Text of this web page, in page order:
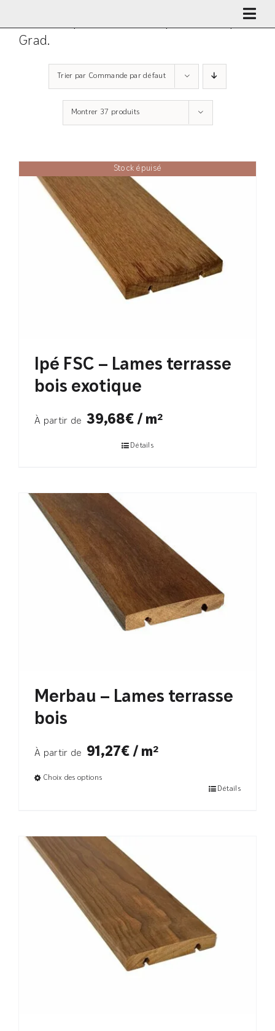
au
contenu
Grad.
Trier par Commande par défaut
Montrer 37 produits
Stock épuisé
Ipé FSC – Lames terrasse
bois exotique
À partir de 39,68€ / m²
Détails
Merbau – Lames terrasse
bois
À partir de 91,27€ / m²
Choix des options
Détails